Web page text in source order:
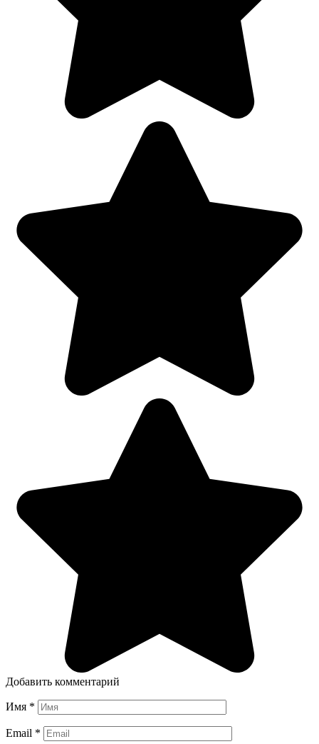
Добавить комментарий
Имя *
Email *